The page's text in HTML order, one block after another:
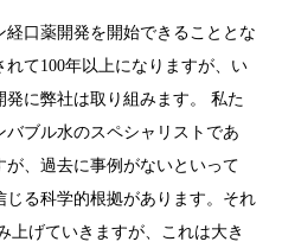
口薬開発を開始できることとな
て100年以上になりますが、い
に弊社は取り組みます。 私た
ブル水のスペシャリストであ
が、過去に事例がないといって
じる科学的根拠があります。それ
上げていきますが、これは大き